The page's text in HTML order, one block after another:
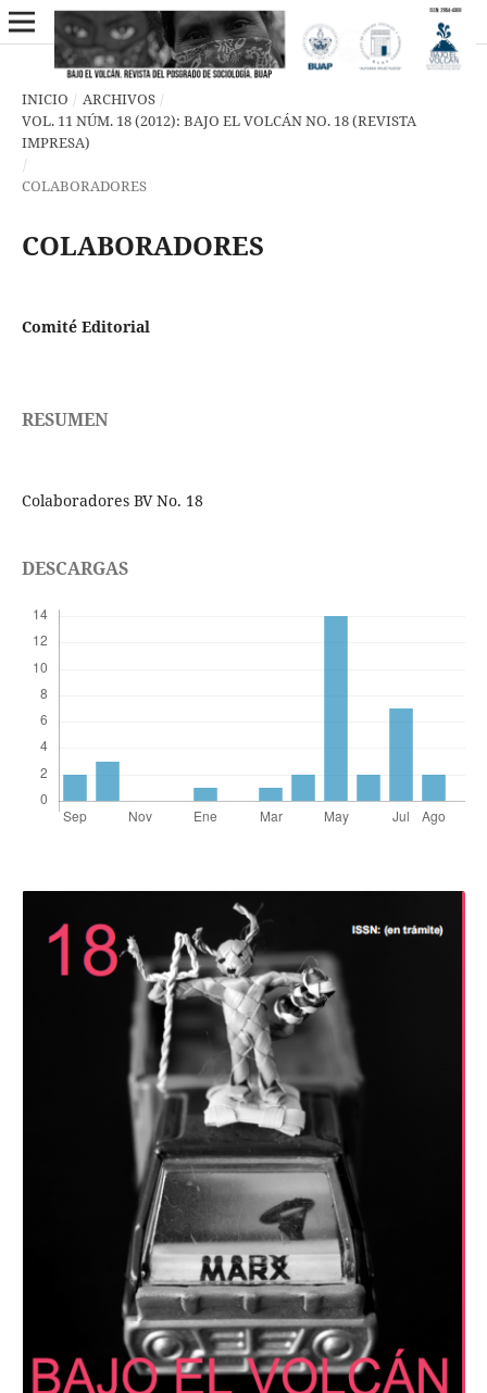
INICIO / ARCHIVOS /
VOL. 11 NÚM. 18 (2012): BAJO EL VOLCÁN NO. 18 (REVISTA
IMPRESA)
/
COLABORADORES
COLABORADORES
Comité Editorial
RESUMEN
Colaboradores BV No. 18
DESCARGAS